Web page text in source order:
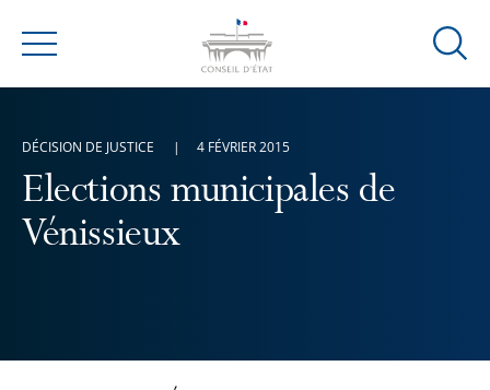
Menu
Ouvrir
Elections municipales de
Vénissieux
DÉCISION DE JUSTICE 4 FÉVRIER 2015